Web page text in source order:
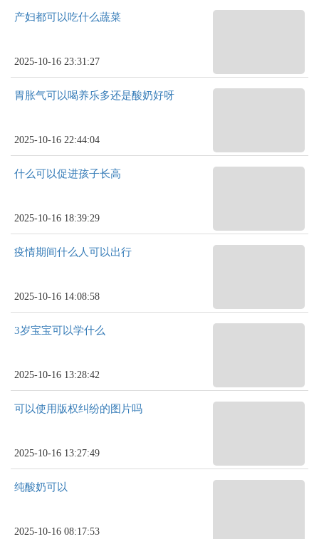
产妇都可以吃什么蔬菜
2025-10-16 23:31:27
胃胀气可以喝养乐多还是酸奶好呀
2025-10-16 22:44:04
什么可以促进孩子长高
2025-10-16 18:39:29
疫情期间什么人可以出行
2025-10-16 14:08:58
3岁宝宝可以学什么
2025-10-16 13:28:42
可以使用版权纠纷的图片吗
2025-10-16 13:27:49
纯酸奶可以
2025-10-16 08:17:53